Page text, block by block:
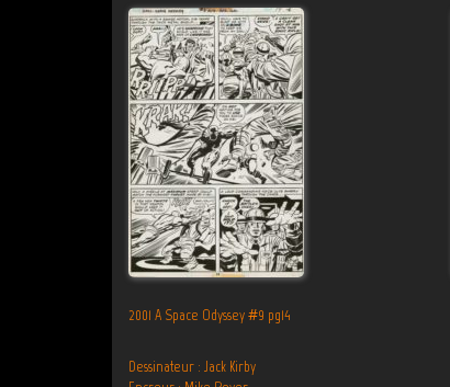
2001 A Space Odyssey #9 pg14
Dessinateur : Jack Kirby